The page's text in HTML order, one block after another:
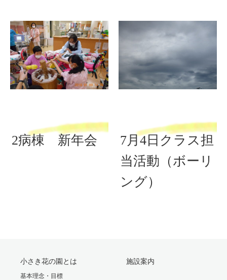
2病棟 新年会
7月4日クラス担
当活動（ボーリ
ング）
小さき花の園とは
基本理念・目標
施設案内